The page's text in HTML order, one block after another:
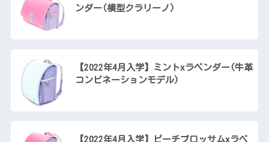
ンダー(横型クラリーノ)
【2022年4月入学】ミントxラベンダー(牛革
コンビネーションモデル)
【2022年4月入学】ピーチブロッサムxラベ